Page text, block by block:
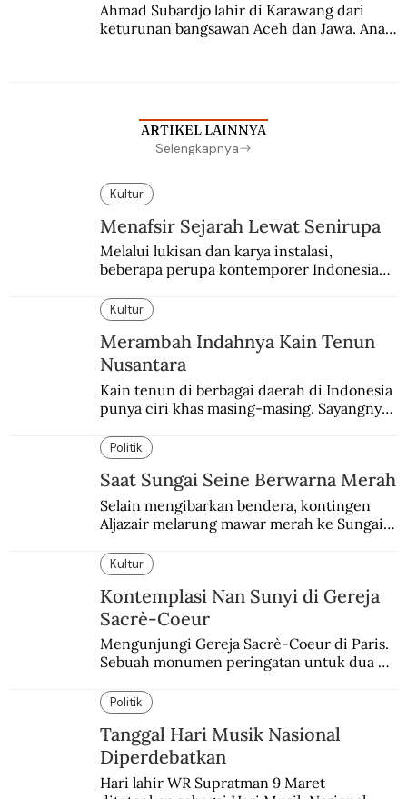
Ahmad Subardjo lahir di Karawang dari
keturunan bangsawan Aceh dan Jawa. Anak
ARTIKEL LAINNYA
Selengkapnya
Kultur
Menafsir Sejarah Lewat Senirupa
Melalui lukisan dan karya instalasi,
beberapa perupa kontemporer Indonesia
Indonesia.
Kultur
Merambah Indahnya Kain Tenun
Nusantara
Kain tenun di berbagai daerah di Indonesia
punya ciri khas masing-masing. Sayangnya,
belum memadai.
Politik
Saat Sungai Seine Berwarna Merah
Selain mengibarkan bendera, kontingen
Aljazair melarung mawar merah ke Sungai
Kultur
Kontemplasi Nan Sunyi di Gereja
Sacrè-Coeur
Mengunjungi Gereja Sacrè-Coeur di Paris.
Sebuah monumen peringatan untuk dua
Prancis.
Politik
Tanggal Hari Musik Nasional
Diperdebatkan
Hari lahir WR Supratman 9 Maret